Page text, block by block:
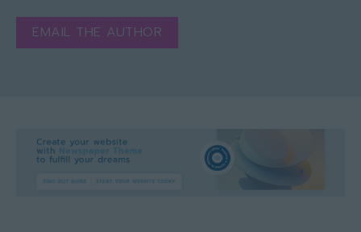
EMAIL THE AUTHOR